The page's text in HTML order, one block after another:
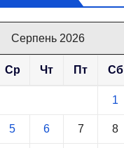
Серпень 2026
Ср Чт Пт Сб
1
5 6 7 8